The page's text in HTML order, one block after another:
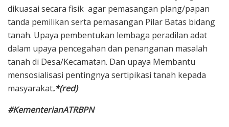
dikuasai secara fisik agar pemasangan plang/papan
tanda pemilikan serta pemasangan Pilar Batas bidang
tanah. Upaya pembentukan lembaga peradilan adat
dalam upaya pencegahan dan penanganan masalah
tanah di Desa/Kecamatan. Dan upaya Membantu
mensosialisasi pentingnya sertipikasi tanah kepada
masyarakat.*(red)
#KementerianATRBPN